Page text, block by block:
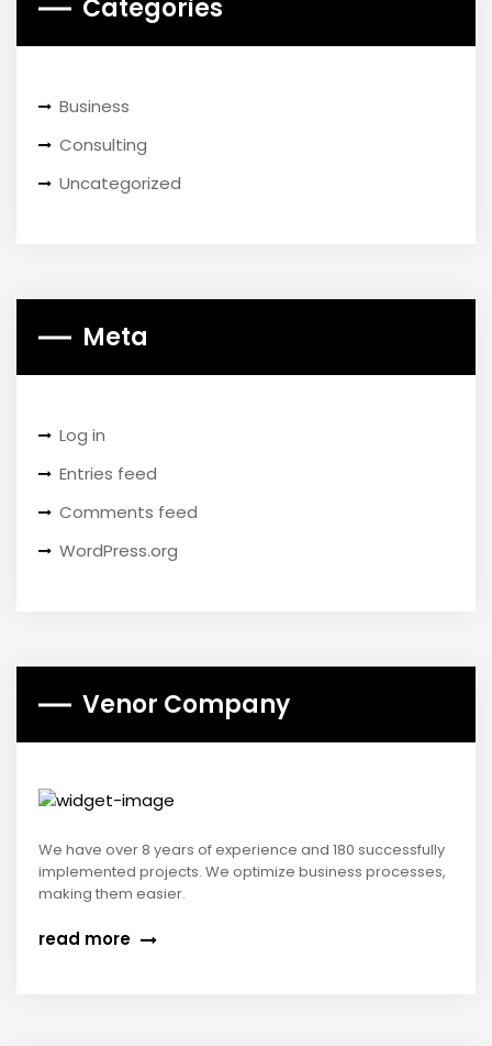
Categories
Business
Consulting
Uncategorized
Meta
Log in
Entries feed
Comments feed
WordPress.org
Venor Company
We have over 8 years of experience and 180 successfully
implemented projects. We optimize business processes,
making them easier.
read more